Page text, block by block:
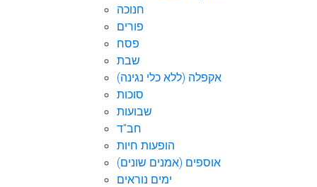
חנוכה
פורים
פסח
שבת
אקפלה (ללא כלי נגינה)
סוכות
שבועות
חב"ד
הופעות חיות
אוספים (אמנים שונים)
ימים נוראים